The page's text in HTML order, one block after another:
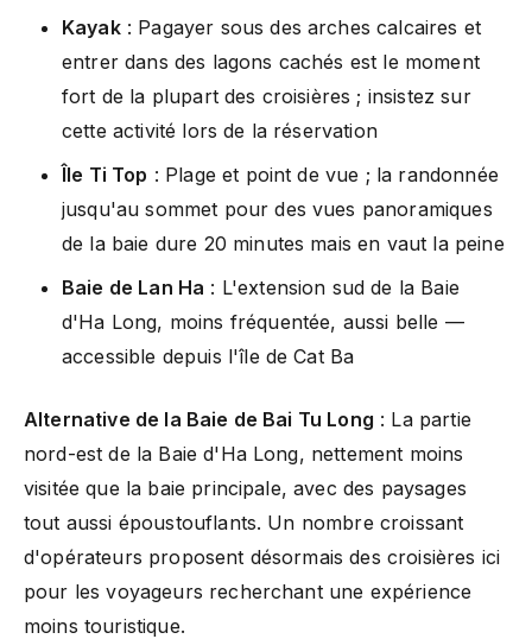
Kayak: Pagayer sous des arches calcaires et
entrer dans des lagons cachés est le moment
fort de la plupart des croisières ; insistez sur
cette activité lors de la réservation
Île Ti Top : Plage et point de vue ; la randonnée
jusqu'au sommet pour des vues panoramiques
de la baie dure 20 minutes mais en vaut la peine
Baie de Lan Ha : L'extension sud de la Baie
d'Ha Long, moins fréquentée, aussi belle —
accessible depuis l'île de Cat Ba
Alternative de la Baie de Bai Tu Long : La partie
nord-est de la Baie d'Ha Long, nettement moins
visitée que la baie principale, avec des paysages
tout aussi époustouflants. Un nombre croissant
d'opérateurs proposent désormais des croisières ici
pour les voyageurs recherchant une expérience
moins touristique.